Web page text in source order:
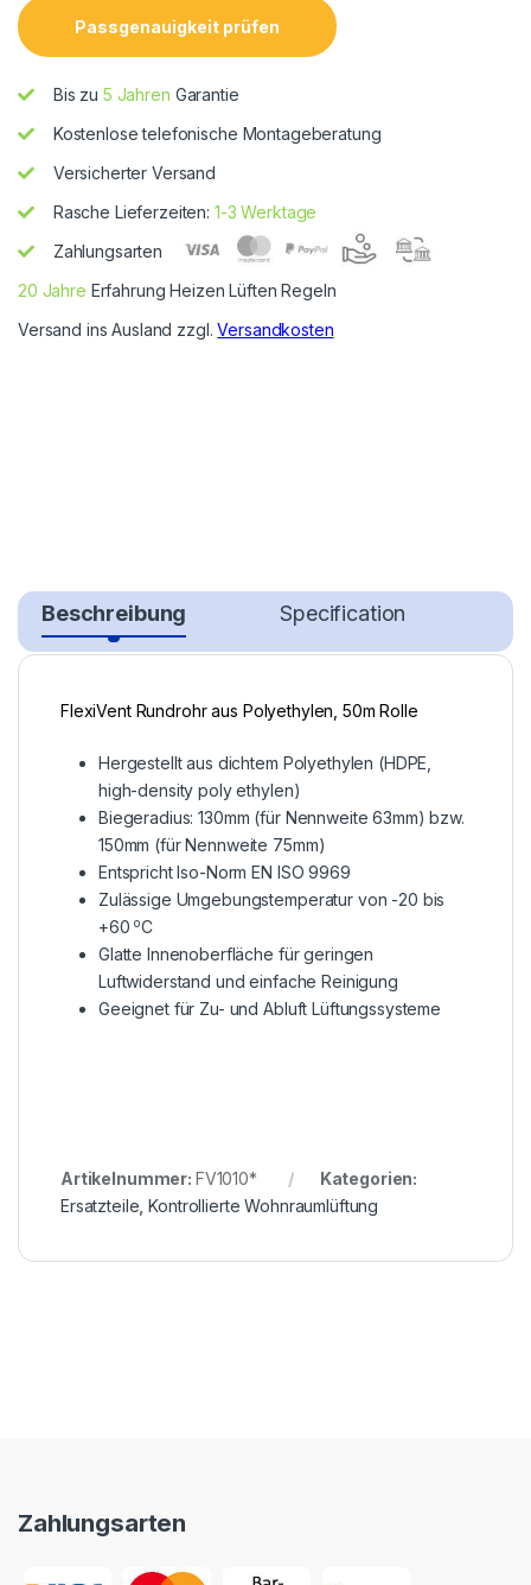
Passgenauigkeit prüfen
Bis zu 5 Jahren Garantie
Kostenlose telefonische Montageberatung
Versicherter Versand
Rasche Lieferzeiten: 1-3 Werktage
Zahlungsarten
20 Jahre Erfahrung Heizen Lüften Regeln
Versand ins Ausland zzgl.Versandkosten
Beschreibung Specification
FlexiVent Rundrohr aus Polyethylen, 50m Rolle
Hergestellt aus dichtem Polyethylen (HDPE,
high-density poly ethylen)
Biegeradius: 130mm (für Nennweite 63mm) bzw.
150mm (für Nennweite 75mm)
Entspricht Iso-Norm EN ISO 9969
Zulässige Umgebungstemperatur von -20 bis
+60oC
Glatte Innenoberfläche für geringen
Luftwiderstand und einfache Reinigung
Geeignet für Zu- und Abluft Lüftungssysteme
Artikelnummer: FV1010*
Kategorien:
Ersatzteile ,Kontrollierte Wohnraumlüftung
Zahlungsarten